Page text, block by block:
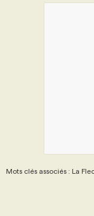
Mots clés associés : La